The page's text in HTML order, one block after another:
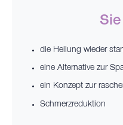
die Heilung wieder
eine Alternative zur
ein Konzept zur
Schmerzreduktion